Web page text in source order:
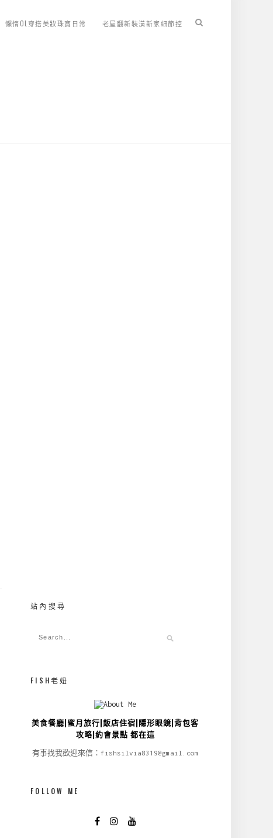
懶惰OL穿搭美妝珠寶日常 老屋翻新裝潢新家細節控
站內搜尋
FISH老妞
美食餐廳|蜜月旅行|飯店住宿|隱形眼鏡|背包客
攻略|約會景點 都在這
有事找我歡迎來信：fishsilvia8319@gmail.com
FOLLOW ME